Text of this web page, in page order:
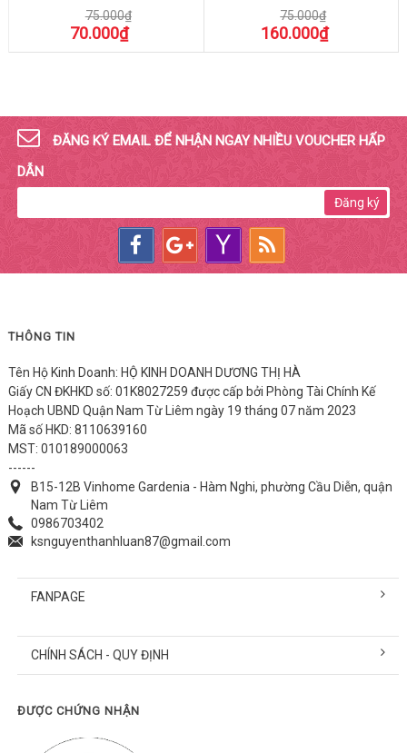
75.000₫
70.000₫
75.000₫
160.000₫
ĐĂNG KÝ EMAIL ĐỂ NHẬN NGAY NHIỀU VOUCHER HẤP
DẪN
Đăng ký
THÔNG TIN
Tên Hộ Kinh Doanh: HỘ KINH DOANH DƯƠNG THỊ HÀ
Giấy CN ĐKHKD số: 01K8027259 được cấp bởi Phòng Tài Chính Kế
Hoạch UBND Quận Nam Từ Liêm ngày 19 tháng 07 năm 2023
Mã số HKD: 8110639160
MST: 010189000063
------
B15-12B Vinhome Gardenia - Hàm Nghi, phường Cầu Diễn, quận
Nam Từ Liêm
0986703402
ksnguyenthanhluan87@gmail.com
FANPAGE
CHÍNH SÁCH - QUY ĐỊNH
ĐƯỢC CHỨNG NHẬN